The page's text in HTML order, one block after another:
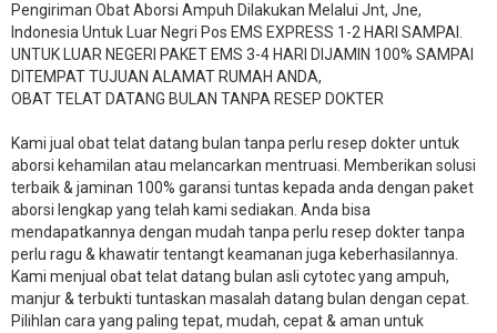
Pengiriman Obat Aborsi Ampuh Dilakukan Melalui Jnt, Jne,
Indonesia Untuk Luar Negri Pos EMS EXPRESS 1-2 HARI SAMPAI.
UNTUK LUAR NEGERI PAKET EMS 3-4 HARI DIJAMIN 100% SAMPAI
DITEMPAT TUJUAN ALAMAT RUMAH ANDA,
OBAT TELAT DATANG BULAN TANPA RESEP DOKTER
Kami jual obat telat datang bulan tanpa perlu resep dokter untuk
aborsi kehamilan atau melancarkan mentruasi. Memberikan solusi
terbaik & jaminan 100% garansi tuntas kepada anda dengan paket
aborsi lengkap yang telah kami sediakan. Anda bisa
mendapatkannya dengan mudah tanpa perlu resep dokter tanpa
perlu ragu & khawatir tentangt keamanan juga keberhasilannya.
Kami menjual obat telat datang bulan asli cytotec yang ampuh,
manjur & terbukti tuntaskan masalah datang bulan dengan cepat.
Pilihlan cara yang paling tepat, mudah, cepat & aman untuk